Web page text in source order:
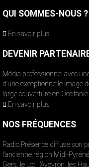
QUI SOMMES-NOUS ?
En savoir plus
DEVENIR
Média professionnel avec
d’une exceptionnelle image
large couverture en Occitanie.
En savoir plus
NOS FRÉQUENCES
Radio Présence diffuse son
l’ancienne région Midi-
Gers, le Lot, l’Aveyron, les